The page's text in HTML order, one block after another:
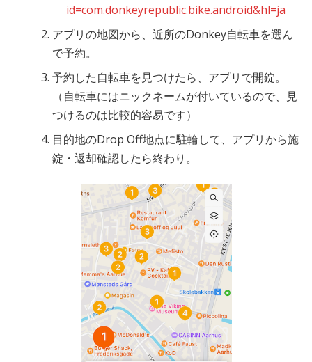
id=com.donkeyrepublic.bike.android&hl=ja
アプリの地図から、近所のDonkey自転車を選ん
で予約。
予約した自転車を見つけたら、アプリで開錠。
（自転車にはニックネームが付いているので、見
つけるのは比較的容易です）
目的地のDrop Off地点に駐輪して、アプリから施
錠・返却確認したら終わり。